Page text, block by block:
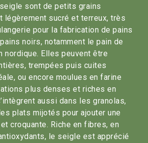
sont de petits grains
légèrement sucré et terreux, très
pour la fabrication de pains
noirs, notamment le pain de
nordique. Elles peuvent être
trempées puis cuites
ou encore moulues en farine
plus denses et riches en
aussi dans les granolas,
plats mijotés pour ajouter une
croquante. Riche en fibres, en
le seigle est apprécié